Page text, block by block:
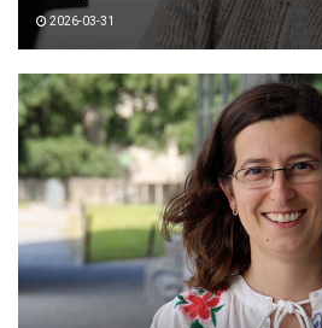
2026-03-31